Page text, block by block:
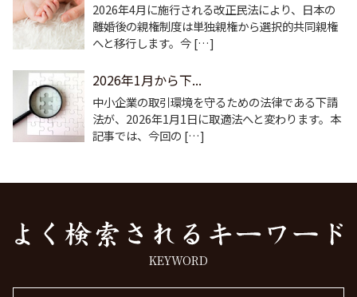
2026年4月に施行される改正民法により、日本の
離婚後の親権制度は単独親権から選択的共同親権
へと移行します。今 […]
2026年1月から下...
中小企業の取引環境を守るための法律である下請
法が、2026年1月1日に取適法へと変わります。本
記事では、今回の […]
KEYWORD